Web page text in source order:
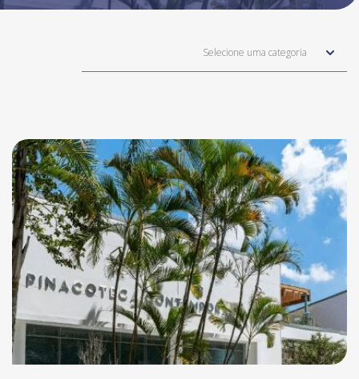
Selecione uma categoria